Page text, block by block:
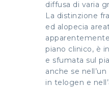
diffusa di varia
La distinzione
ed alopecia
piano clinico, è
e sfumata sul
anche se
in telogen e